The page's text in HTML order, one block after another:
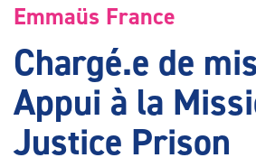
Emmaüs France
Chargé.e de
Appui à la
Justice Prison